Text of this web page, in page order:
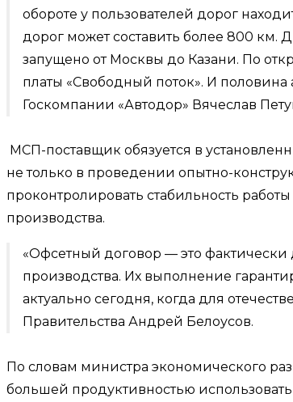
обороте у пользователей дорог
дорог может составить более 800 км.
запущено от Москвы до Казани. По
платы «Свободный поток». И
Госкомпании «Автодор» Вячеслав
МСП-поставщик обязуется в
не только в проведении опытно-
проконтролировать стабильность
производства.
«Офсетный договор — это
производства. Их выполнение
актуально сегодня, когда для
Правительства Андрей Белоусов.
По словам министра экономического
большей продуктивностью